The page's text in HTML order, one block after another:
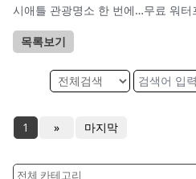
시애틀 관광명소 한 번에…무료 워터
목록보기
1 » 마지막